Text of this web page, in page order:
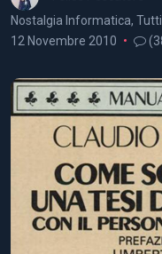
Nostalgia Informatica,
12 Novembre 2010